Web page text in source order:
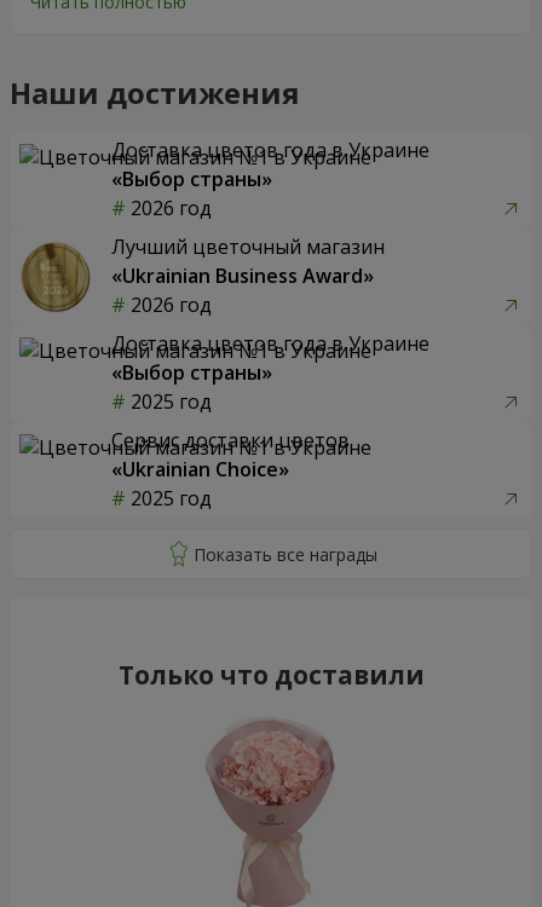
Наши достижения
Доставка цветов года в Украине
«Выбор страны»
2026 год
Лучший цветочный магазин
«Ukrainian Business Award»
2026 год
Доставка цветов года в Украине
«Выбор страны»
2025 год
Сервис доставки цветов
«Ukrainian Choice»
2025 год
Только что доставили